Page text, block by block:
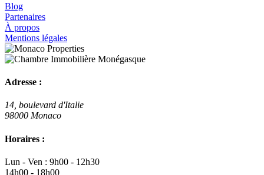
Blog
Partenaires
À propos
Mentions légales
Adresse :
14, boulevard d'Italie
98000 Monaco
Horaires :
Lun - Ven : 9h00 - 12h30
14h00 - 18h00